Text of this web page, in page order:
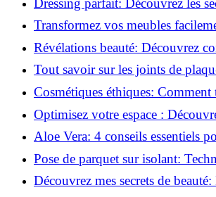
rangement optimal!
Transformez vos meubles
installer des roulettes en un clin
Révélations beauté: Découvrez
transforme votre routine!
Tout savoir sur les joints de
questions clés pour comprendre
Cosmétiques éthiques: Comment
routine beauté!
Optimisez votre espace :
rampant à portes coulissantes!
Aloe Vera: 4 conseils essentiels
parfait!
Pose de parquet sur isolant:
pour un sol parfait!
Découvrez mes secrets de